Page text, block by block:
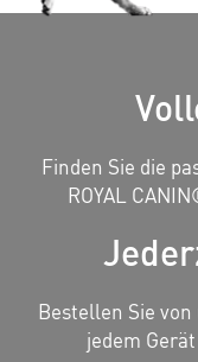
Finden Sie die
ROYAL
Bestellen Sie
jedem